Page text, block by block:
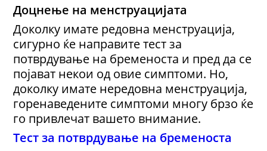
Доцнење на менструацијата
Доколку имате редовна менструација,
сигурно ќе направите тест за
потврдување на бременоста и пред да се
појават некои од овие симптоми. Но,
доколку имате нередовна менструација,
горенаведените симптоми многу брзо ќе
го привлечат вашето внимание.
Тест за потврдување на бременоста